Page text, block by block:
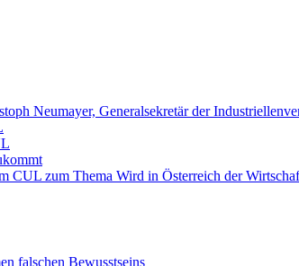
Neumayer, Generalsekretär der
CUL zum Thema Wird in Österreich der
falschen Bewusstseins